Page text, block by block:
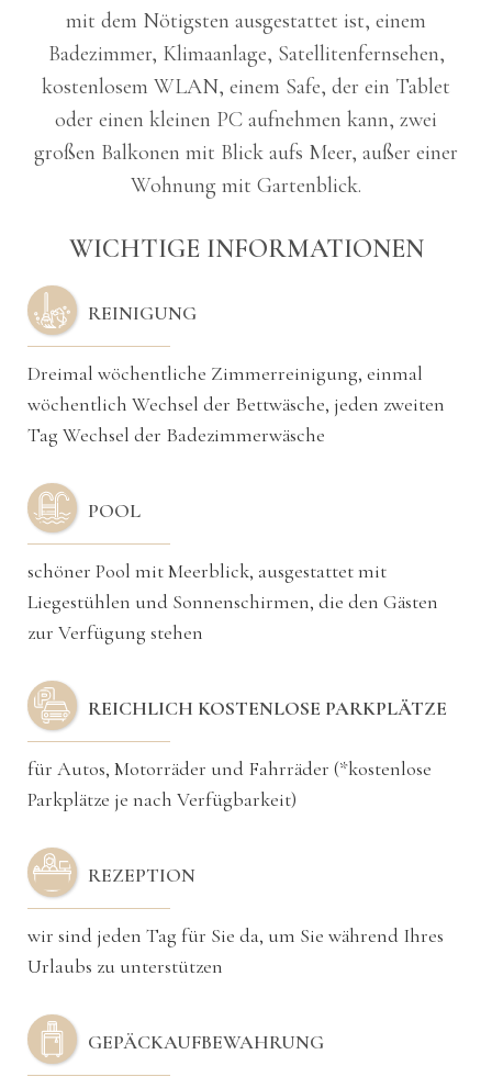
mit dem Nötigsten ausgestattet ist, einem
Badezimmer, Klimaanlage, Satellitenfernsehen,
kostenlosem WLAN, einem Safe, der ein Tablet
oder einen kleinen PC aufnehmen kann, zwei
großen Balkonen mit Blick aufs Meer, außer einer
Wohnung mit Gartenblick.
WICHTIGE INFORMATIONEN
REINIGUNG
Dreimal wöchentliche Zimmerreinigung, einmal
wöchentlich Wechsel der Bettwäsche, jeden zweiten
Tag Wechsel der Badezimmerwäsche
POOL
schöner Pool mit Meerblick, ausgestattet mit
Liegestühlen und Sonnenschirmen, die den Gästen
zur Verfügung stehen
REICHLICH KOSTENLOSE PARKPLÄTZE
für Autos, Motorräder und Fahrräder (*kostenlose
Parkplätze je nach Verfügbarkeit)
REZEPTION
wir sind jeden Tag für Sie da, um Sie während Ihres
Urlaubs zu unterstützen
GEPÄCKAUFBEWAHRUNG